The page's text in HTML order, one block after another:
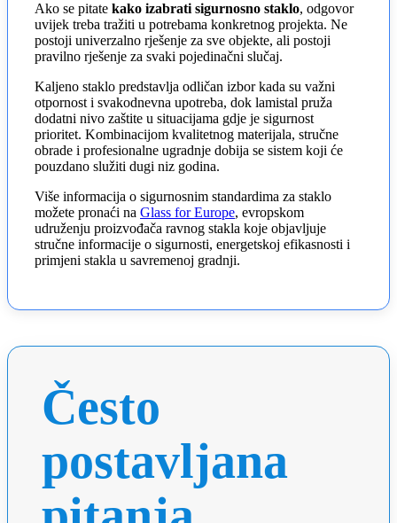
Ako se pitate kako izabrati sigurnosno staklo, odgovor
uvijek treba tražiti u potrebama konkretnog projekta. Ne
postoji univerzalno rješenje za sve objekte, ali postoji
pravilno rješenje za svaki pojedinačni slučaj.
Kaljeno staklo predstavlja odličan izbor kada su važni
otpornost i svakodnevna upotreba, dok lamistal pruža
dodatni nivo zaštite u situacijama gdje je sigurnost
prioritet. Kombinacijom kvalitetnog materijala, stručne
obrade i profesionalne ugradnje dobija se sistem koji će
pouzdano služiti dugi niz godina.
Više informacija o sigurnosnim standardima za staklo
možete pronaći na Glass for Europe, evropskom
udruženju proizvođača ravnog stakla koje objavljuje
stručne informacije o sigurnosti, energetskoj efikasnosti i
primjeni stakla u savremenoj gradnji.
Često
postavljana